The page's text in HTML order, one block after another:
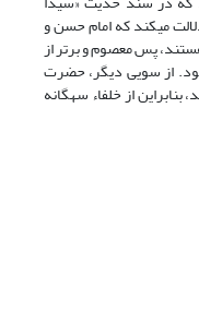
می­کند که امام حسن و
پس معصوم و برتر از
بود. از سویی دیگر، حضرت
از خلفاء سه­گانه